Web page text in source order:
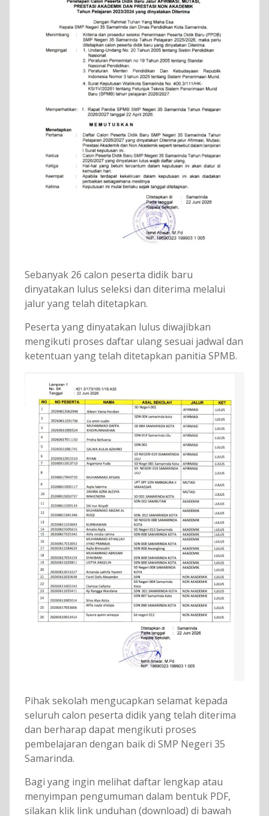
Sebanyak 26 calon peserta didik baru
dinyatakan lulus seleksi dan diterima melalui
jalur yang telah ditetapkan.
Peserta yang dinyatakan lulus diwajibkan
mengikuti proses daftar ulang sesuai jadwal dan
ketentuan yang telah ditetapkan panitia SPMB.
Pihak sekolah mengucapkan selamat kepada
seluruh calon peserta didik yang telah diterima
dan berharap dapat mengikuti proses
pembelajaran dengan baik di SMP Negeri 35
Samarinda.
Bagi yang ingin melihat daftar lengkap atau
menyimpan pengumuman dalam bentuk PDF,
silakan klik link unduhan (download) di bawah